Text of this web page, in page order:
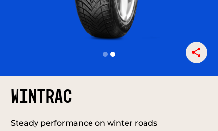
WINTRAC
Steady performance on winter roads